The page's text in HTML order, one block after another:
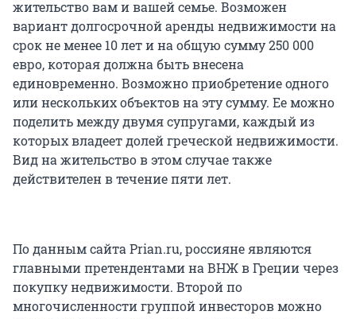
жительство вам и вашей семье. Возможен
вариант долгосрочной аренды недвижимости на
срок не менее 10 лет и на общую сумму 250 000
евро, которая должна быть внесена
единовременно. Возможно приобретение одного
или нескольких объектов на эту сумму. Ее можно
поделить между двумя супругами, каждый из
которых владеет долей греческой недвижимости.
Вид на жительство в этом случае также
действителен в течение пяти лет.
По данным сайта Prian.ru, россияне являются
главными претендентами на ВНЖ в Греции через
покупку недвижимости. Второй по
многочисленности группой инвесторов можно